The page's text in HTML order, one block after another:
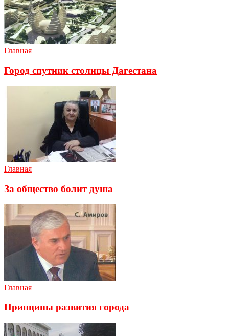
Главная
Город спутник столицы Дагестана
Главная
За общество болит душа
Главная
Принципы развития города